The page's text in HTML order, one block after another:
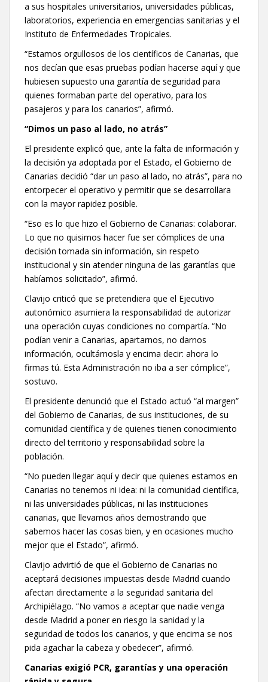
a sus hospitales universitarios, universidades públicas,
laboratorios, experiencia en emergencias sanitarias y el
Instituto de Enfermedades Tropicales.
“Estamos orgullosos de los científicos de Canarias, que
nos decían que esas pruebas podían hacerse aquí y que
hubiesen supuesto una garantía de seguridad para
quienes formaban parte del operativo, para los
pasajeros y para los canarios”, afirmó.
“Dimos un paso al lado, no atrás”
El presidente explicó que, ante la falta de información y
la decisión ya adoptada por el Estado, el Gobierno de
Canarias decidió “dar un paso al lado, no atrás”, para no
entorpecer el operativo y permitir que se desarrollara
con la mayor rapidez posible.
“Eso es lo que hizo el Gobierno de Canarias: colaborar.
Lo que no quisimos hacer fue ser cómplices de una
decisión tomada sin información, sin respeto
institucional y sin atender ninguna de las garantías que
habíamos solicitado”, afirmó.
Clavijo criticó que se pretendiera que el Ejecutivo
autonómico asumiera la responsabilidad de autorizar
una operación cuyas condiciones no compartía. “No
podían venir a Canarias, apartarnos, no darnos
información, ocultárnosla y encima decir: ahora lo
firmas tú. Esta Administración no iba a ser cómplice”,
sostuvo.
El presidente denunció que el Estado actuó “al margen”
del Gobierno de Canarias, de sus instituciones, de su
comunidad científica y de quienes tienen conocimiento
directo del territorio y responsabilidad sobre la
población.
“No pueden llegar aquí y decir que quienes estamos en
Canarias no tenemos ni idea: ni la comunidad científica,
ni las universidades públicas, ni las instituciones
canarias, que llevamos años demostrando que
sabemos hacer las cosas bien, y en ocasiones mucho
mejor que el Estado”, afirmó.
Clavijo advirtió de que el Gobierno de Canarias no
aceptará decisiones impuestas desde Madrid cuando
afectan directamente a la seguridad sanitaria del
Archipiélago. “No vamos a aceptar que nadie venga
desde Madrid a poner en riesgo la sanidad y la
seguridad de todos los canarios, y que encima se nos
pida agachar la cabeza y obedecer”, afirmó.
Canarias exigió PCR, garantías y una operación